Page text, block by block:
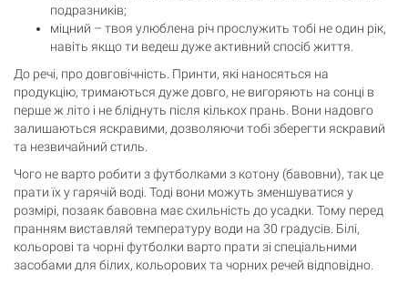
подразників;
міцний – твоя улюблена річ прослужить тобі не один рік,
навіть якщо ти ведеш дуже активний спосіб життя.
До речі, про довговічність. Принти, які наносяться на
продукцію, тримаються дуже довго, не вигоряють на сонці в
перше ж літо і не бліднуть після кількох прань. Вони надовго
залишаються яскравими, дозволяючи тобі зберегти яскравий
та незвичайний стиль.
Чого не варто робити з футболками з котону (бавовни), так це
прати їх у гарячій воді. Тоді вони можуть зменшуватися у
розмірі, позаяк бавовна має схильність до усадки. Тому перед
пранням виставляй температуру води на 30 градусів. Білі,
кольорові та чорні футболки варто прати зі спеціальними
засобами для білих, кольорових та чорних речей відповідно.